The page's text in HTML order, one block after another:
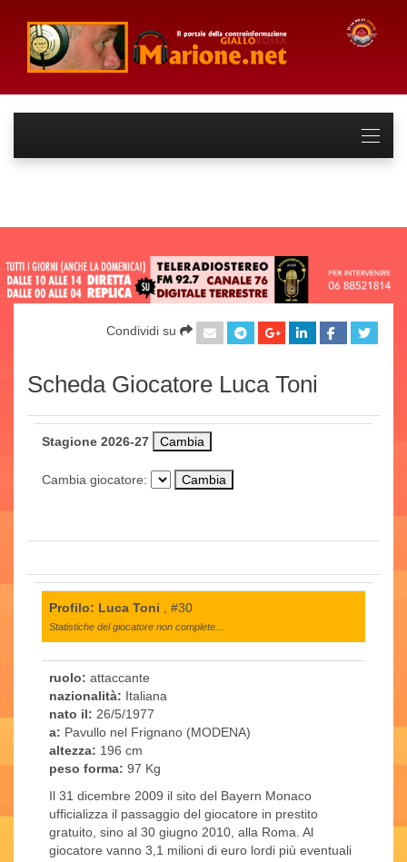
Condividi su
Scheda Giocatore Luca Toni
Stagione 2026-27
Cambia giocatore:
Profilo: Luca Toni , #30
Statistiche del giocatore non complete...
ruolo: attaccante
nazionalità: Italiana
nato il: 26/5/1977
a: Pavullo nel Frignano (MODENA)
altezza: 196 cm
peso forma: 97 Kg
Il 31 dicembre 2009 il sito del Bayern Monaco
ufficializza il passaggio del giocatore in prestito
gratuito, sino al 30 giugno 2010, alla Roma. Al
giocatore vanno 3,1 milioni di euro lordi più eventuali